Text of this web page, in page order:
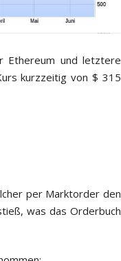
Ethereum und letztere
kurzzeitig von $ 315
per Marktorder den
was das Orderbuch